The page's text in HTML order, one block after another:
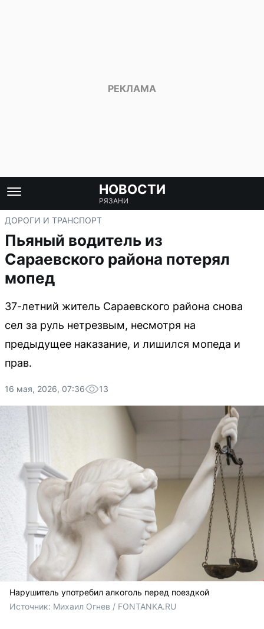
НОВОСТИ
РЯЗАНИ
ДОРОГИ И ТРАНСПОРТ
Пьяный водитель из
Сараевского района потерял
мопед
37-летний житель Сараевского района снова
сел за руль нетрезвым, несмотря на
предыдущее наказание, и лишился мопеда и
прав.
16 мая, 2026, 07:36 13
Нарушитель употребил алкоголь перед поездкой
Источник: Михаил Огнев / FONTANKA.RU